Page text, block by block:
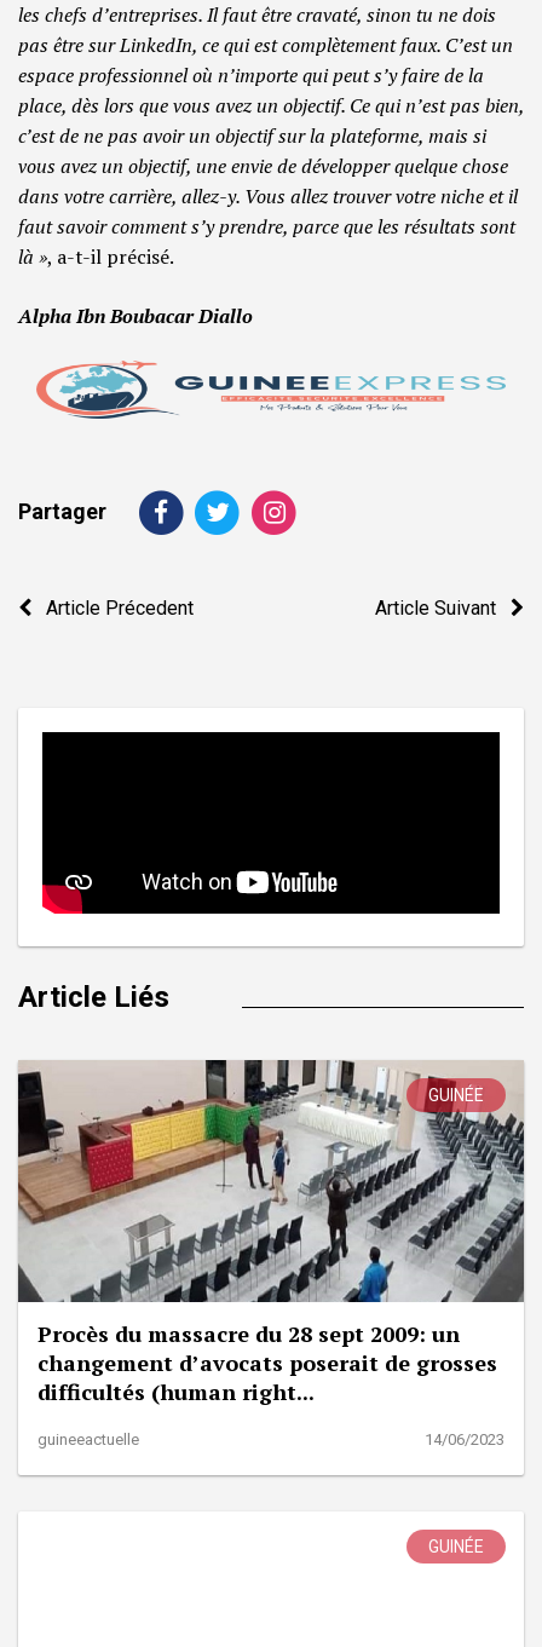
les chefs d’entreprises. Il faut être cravaté, sinon tu ne dois
pas être sur LinkedIn, ce qui est complètement faux. C’est un
espace professionnel où n’importe qui peut s’y faire de la
place, dès lors que vous avez un objectif. Ce qui n’est pas bien,
c’est de ne pas avoir un objectif sur la plateforme, mais si
vous avez un objectif, une envie de développer quelque chose
dans votre carrière, allez-y. Vous allez trouver votre niche et il
faut savoir comment s’y prendre, parce que les résultats sont
là », a-t-il précisé.
Alpha Ibn Boubacar Diallo
Partager
Navigation
Article Précedent Article Suivant
Article Liés
GUINÉE
Procès du massacre du 28 sept 2009: un
changement d’avocats poserait de grosses
difficultés (human right...
guineeactuelle 14/06/2023
GUINÉE